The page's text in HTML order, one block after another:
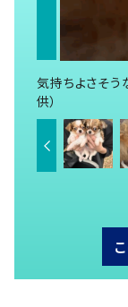
気持ちよさそう
供）